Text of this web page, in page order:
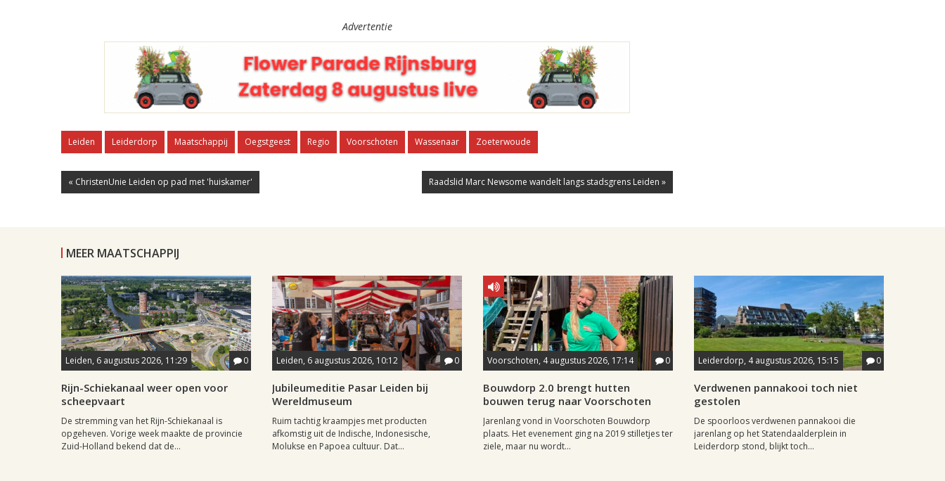
Advertentie
Leiden Leiderdorp Maatschappij Oegstgeest Regio Voorschoten Wassenaar Zoeterwoude
« ChristenUnie Leiden op pad met 'huiskamer' Raadslid Marc Newsome wandelt langs stadsgrens Leiden »
MEER MAATSCHAPPIJ
Leiden, 6 augustus 2026, 11:29 0
Rijn-Schiekanaal weer open voor
scheepvaart
De stremming van het Rijn-Schiekanaal is
opgeheven. Vorige week maakte de provincie
Zuid-Holland bekend dat de...
Leiden, 6 augustus 2026, 10:12 0
Jubileumeditie Pasar Leiden bij
Wereldmuseum
Ruim tachtig kraampjes met producten
afkomstig uit de Indische, Indonesische,
Molukse en Papoea cultuur. Dat...
Voorschoten, 4 augustus 2026, 17:14 0
Bouwdorp 2.0 brengt hutten
bouwen terug naar Voorschoten
Jarenlang vond in Voorschoten Bouwdorp
plaats. Het evenement ging na 2019 stilletjes ter
ziele, maar nu wordt...
Leiderdorp, 4 augustus 2026, 15:15 0
Verdwenen pannakooi toch niet
gestolen
De spoorloos verdwenen pannakooi die
jarenlang op het Statendaalderplein in
Leiderdorp stond, blijkt toch...